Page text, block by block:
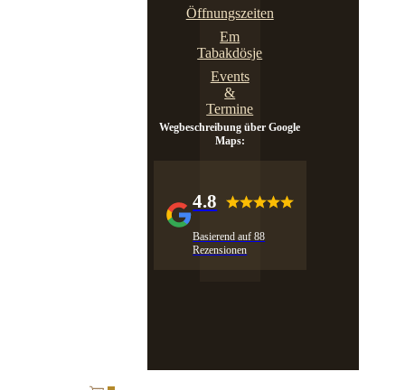
Öffnungszeiten
Em
Tabakdösje
Events
&
Termine
Wegbeschreibung über Google
Maps:
4.8
Basierend auf 88
Rezensionen